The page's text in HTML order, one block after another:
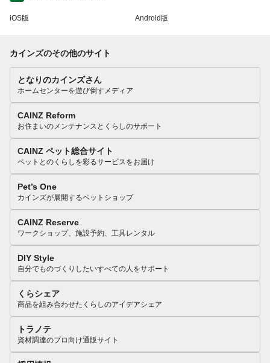
iOS版 Android版
カインズのその他のサイト
となりのカインズさん
ホームセンターを遊び倒すメディア
CAINZ Reform
お住まいのメンテナンスとくらしのサポート
CAINZ ペット総合サイト
ペットとのくらしを彩るサービスをお届け
Pet’s One
カインズが展開するペットショップ
CAINZ Reserve
ワークショップ、施設予約、工具レンタル
DIY Style
自分でものづくりしたいすべての人をサポート
くらシェア
商品を組み合わせたくらしのアイデアシェア
トラノテ
資材調達のプロ向け通販サイト